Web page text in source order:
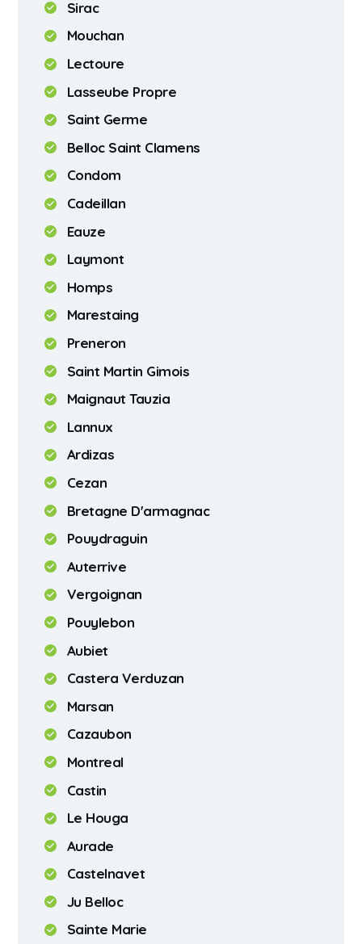
Sirac
Mouchan
Lectoure
Lasseube Propre
Saint Germe
Belloc Saint Clamens
Condom
Cadeillan
Eauze
Laymont
Homps
Marestaing
Preneron
Saint Martin Gimois
Maignaut Tauzia
Lannux
Ardizas
Cezan
Bretagne D'armagnac
Pouydraguin
Auterrive
Vergoignan
Pouylebon
Aubiet
Castera Verduzan
Marsan
Cazaubon
Montreal
Castin
Le Houga
Aurade
Castelnavet
Ju Belloc
Sainte Marie